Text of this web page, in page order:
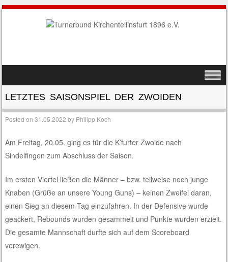
MENU
LETZTES SAISONSPIEL DER ZWOIDEN
Posted on31.05.2022 by Philipp Koch
Am Freitag, 20.05. ging es für die K’furter Zwoide nach
Sindelfingen zum Abschluss der Saison.
Im ersten Viertel ließen die Männer – bzw. teilweise noch junge
Knaben (Grüße an unsere Young Guns) – keinen Zweifel daran,
einen Sieg an diesem Tag einzufahren. In der Defensive wurde
geackert, Rebounds wurden gesammelt und Punkte wurden erzielt.
Die gesamte Mannschaft durfte sich auf dem Scoreboard
verewigen.